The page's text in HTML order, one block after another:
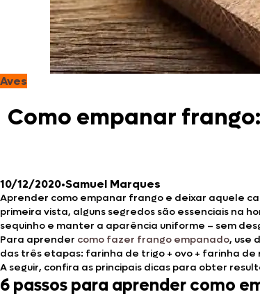
Aves
Como empanar
10/12/2020•Samuel Marques
Aprender como empanar frango e deixar aquele
primeira vista, alguns segredos são essenciais na
sequinho e manter a aparência uniforme – sem
Para aprender como fazer frango empanado, use
das três etapas: farinha de trigo + ovo + farinha de
A seguir, confira as principais dicas para obter
6 passos para aprender como